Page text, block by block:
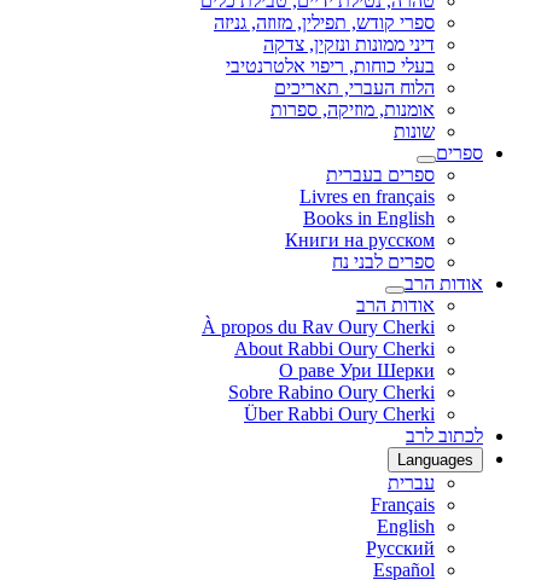
ספרי קודש, תפילין, מזוזה, גניזה
דיני ממונות ונזקין, צדקה
בעלי כוחות, ריפוי אלטרנטיבי
הלוח העברי, תאריכים
אומנות, מוזיקה, ספרות
שונות
ספרים
ספרים בעברית
Livres en français
Books in English
Книги на русском
ספרים לבני נח
אודות הרב
אודות הרב
À propos du Rav Oury Cherki
About Rabbi Oury Cherki
О раве Ури Шерки
Sobre Rabino Oury Cherki
Über Rabbi Oury Cherki
לכתוב לרב
Languages
עברית
Français
English
Русский
Español